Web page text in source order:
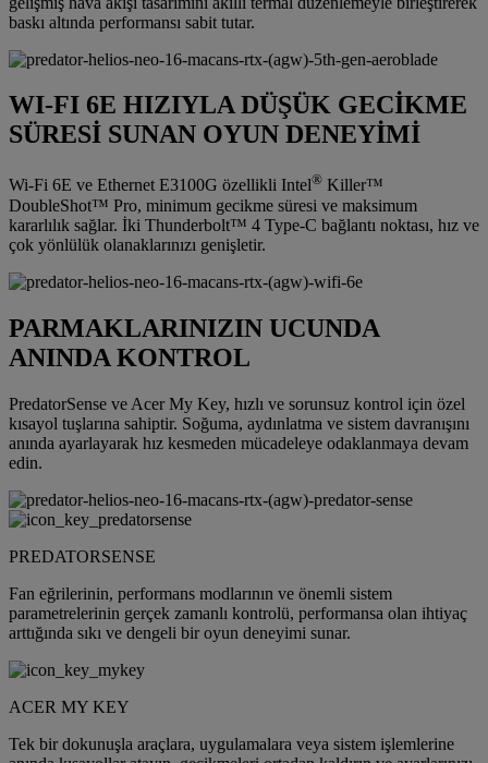
baskı altında performansı sabit tutar.
WI-FI 6E HIZIYLA DÜŞÜK GECİKME
SÜRESİ SUNAN OYUN DENEYİMİ
Wi-Fi 6E ve Ethernet E3100G özellikli Intel® Killer™
DoubleShot™ Pro, minimum gecikme süresi ve maksimum
kararlılık sağlar. İki Thunderbolt™ 4 Type-C bağlantı noktası, hız ve
çok yönlülük olanaklarınızı genişletir.
PARMAKLARINIZIN UCUNDA
ANINDA KONTROL
PredatorSense ve Acer My Key, hızlı ve sorunsuz kontrol için özel
kısayol tuşlarına sahiptir. Soğuma, aydınlatma ve sistem davranışını
anında ayarlayarak hız kesmeden mücadeleye odaklanmaya devam
edin.
PREDATORSENSE
Fan eğrilerinin, performans modlarının ve önemli sistem
parametrelerinin gerçek zamanlı kontrolü, performansa olan ihtiyaç
arttığında sıkı ve dengeli bir oyun deneyimi sunar.
ACER MY KEY
Tek bir dokunuşla araçlara, uygulamalara veya sistem işlemlerine